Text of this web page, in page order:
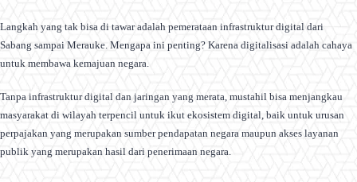
Langkah yang tak bisa di tawar adalah pemerataan infrastruktur digital dari
Sabang sampai Merauke. Mengapa ini penting? Karena digitalisasi adalah cahaya
untuk membawa kemajuan negara.
Tanpa infrastruktur digital dan jaringan yang merata, mustahil bisa menjangkau
masyarakat di wilayah terpencil untuk ikut ekosistem digital, baik untuk urusan
perpajakan yang merupakan sumber pendapatan negara maupun akses layanan
publik yang merupakan hasil dari penerimaan negara.